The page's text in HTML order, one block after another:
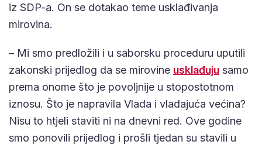
iz SDP-a. On se dotakao teme usklađivanja
mirovina.
– Mi smo predložili i u saborsku proceduru uputili
zakonski prijedlog da se mirovine usklađuju samo
prema onome što je povoljnije u stopostotnom
iznosu. Što je napravila Vlada i vladajuća većina?
Nisu to htjeli staviti ni na dnevni red. Ove godine
smo ponovili prijedlog i prošli tjedan su stavili u